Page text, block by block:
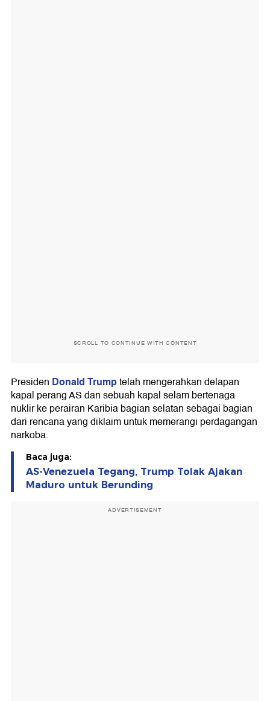
SCROLL TO CONTINUE WITH CONTENT
Presiden Donald Trumptelah mengerahkan delapan
kapal perang AS dan sebuah kapal selam bertenaga
nuklir ke perairan Karibia bagian selatan sebagai bagian
dari rencana yang diklaim untuk memerangi perdagangan
narkoba.
Baca juga:
AS-Venezuela Tegang, Trump Tolak Ajakan
Maduro untuk Berunding
ADVERTISEMENT